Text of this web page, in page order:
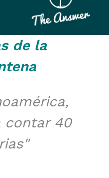
de la
contar 40